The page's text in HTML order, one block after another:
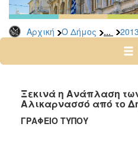
Αρχική Ο Δήμος ... 2013
Αρχείο
2026
2024
2022
2021
Ξεκινά η Ανάπλαση
Αλικαρνασσό από το
ΓΡΑΦΕΙΟ